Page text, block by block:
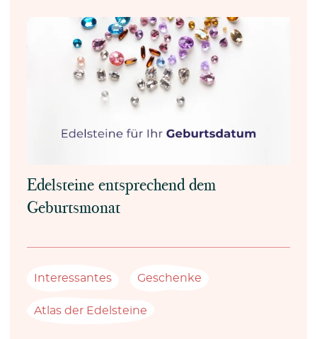
Edelsteine entsprechend dem
Geburtsmonat
Interessantes Geschenke
Atlas der Edelsteine